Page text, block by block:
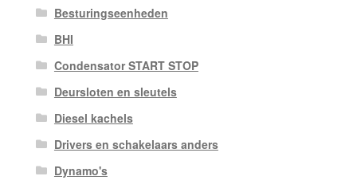
Besturingseenheden
BHI
Condensator START STOP
Deursloten en sleutels
Diesel kachels
Drivers en schakelaars anders
Dynamo's